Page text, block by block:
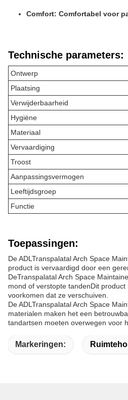
Comfort: Comfortabel voor
Technische parameters:
Ontwerp
Plaatsing
Verwijderbaarheid
Hygiëne
Materiaal
Vervaardiging
Troost
Aanpassingsvermogen
Leeftijdsgroep
Functie
Toepassingen:
De ADL Transpalatal Arch Space
product is vervaardigd door een
DeTranspalatal Arch Space
mond of verstopte tandenDit
voorkomen dat ze verschuiven.
De ADL Transpalatal Arch Space
materialen maken het een
tandartsen moeten overwegen voor
Markeringen: